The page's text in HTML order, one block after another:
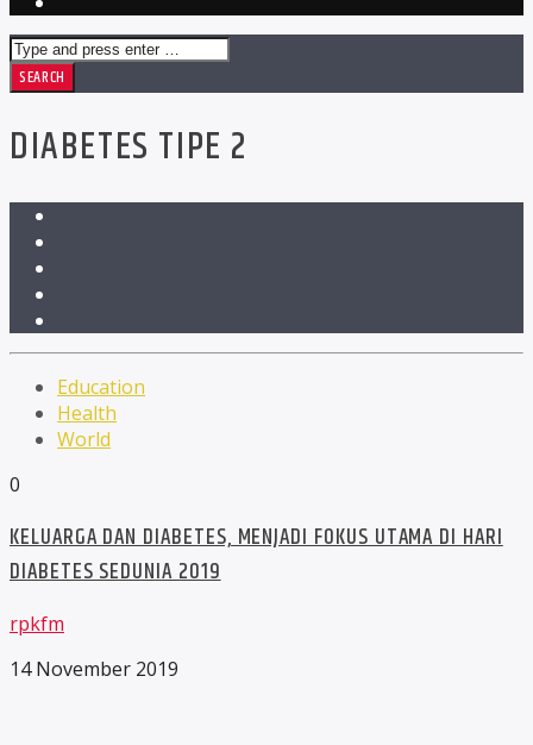
DIABETES TIPE 2
Education
Health
World
0
KELUARGA DAN DIABETES, MENJADI FOKUS UTAMA DI HARI
DIABETES SEDUNIA 2019
rpkfm
14 November 2019